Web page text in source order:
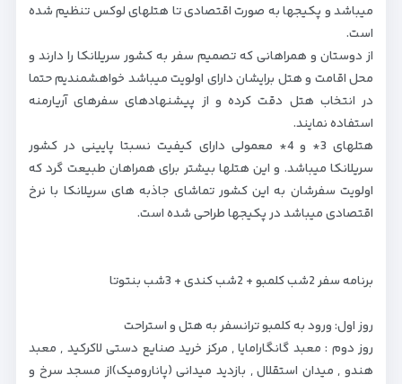
میباشد و پکیجها به صورت اقتصادی تا هتلهای لوکس تنظیم شده
است.
از دوستان و همراهانی که تصمیم سفر به کشور سریلانکا را دارند و
محل اقامت و هتل برایشان دارای اولویت میباشد خواهشمندیم حتما
در انتخاب هتل دقت کرده و از پیشنهادهای سفرهای آریارمنه
استفاده نمایند.
هتلهای 3* و 4* معمولی دارای کیفیت نسبتا پایینی در کشور
سریلانکا میباشد. و این هتلها بیشتر برای همراهان طبیعت گرد که
اولویت سفرشان به این کشور تماشای جاذبه های سریلانکا با نرخ
اقتصادی میباشد در پکیجها طراحی شده است.
برنامه سفر 2شب کلمبو + 2شب کندی + 3شب بنتوتا
روز اول: ورود به کلمبو ترانسفر به هتل و استراحت
روز دوم : معبد گانگارامایا , مرکز خرید صنایع دستی لاکرکید , معبد
هندو , میدان استقلال , بازدید میدانی (پانارومیک)از مسجد سرخ و